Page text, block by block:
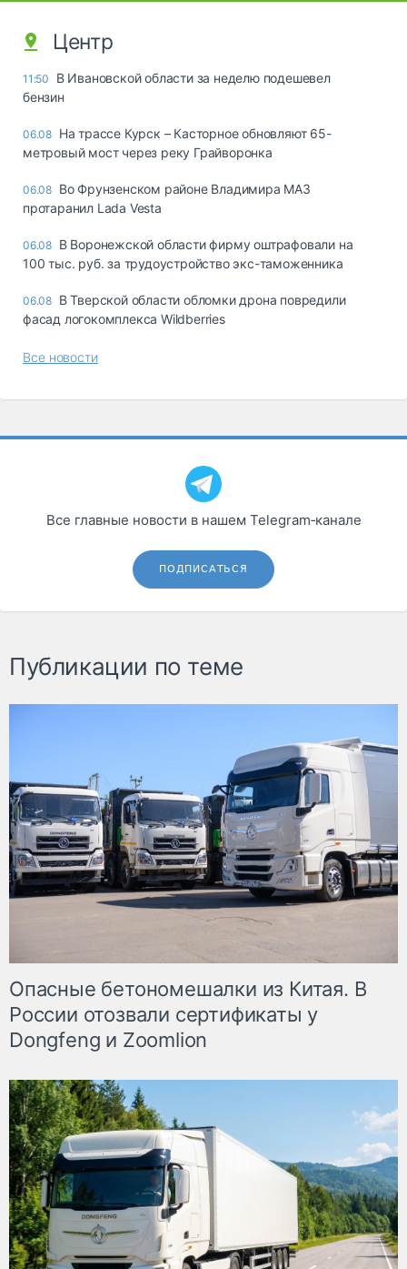
Центр
11:50
В Ивановской области за неделю подешевел
бензин
06.08 На трассе Курск – Касторное обновляют 65-
метровый мост через реку Грайворонка
06.08 Во Фрунзенском районе Владимира МАЗ
протаранил Lada Vesta
06.08 В Воронежской области фирму оштрафовали на
100 тыс. руб. за трудоустройство экс-таможенника
06.08 В Тверской области обломки дрона повредили
фасад логокомплекса Wildberries
Все новости
Все главные новости в нашем Telegram‑канале
ПОДПИСАТЬСЯ
Публикации по теме
Опасные бетономешалки из Китая. В
России отозвали сертификаты у
Dongfeng и Zoomlion